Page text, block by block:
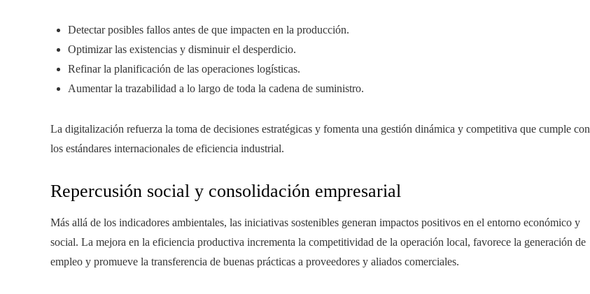
Detectar posibles fallos antes de que impacten en la producción.
Optimizar las existencias y disminuir el desperdicio.
Refinar la planificación de las operaciones logísticas.
Aumentar la trazabilidad a lo largo de toda la cadena de suministro.
La digitalización refuerza la toma de decisiones estratégicas y fomenta una gestión dinámica y competitiva que cumple con
los estándares internacionales de eficiencia industrial.
Repercusión social y consolidación empresarial
Más allá de los indicadores ambientales, las iniciativas sostenibles generan impactos positivos en el entorno económico y
social. La mejora en la eficiencia productiva incrementa la competitividad de la operación local, favorece la generación de
empleo y promueve la transferencia de buenas prácticas a proveedores y aliados comerciales.